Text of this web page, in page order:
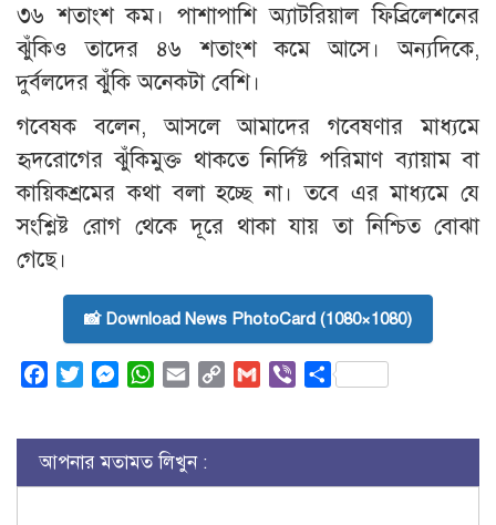
৩৬ শতাংশ কম। পাশাপাশি অ্যাটরিয়াল ফিব্রিলেশনের
ঝুঁকিও তাদের ৪৬ শতাংশ কমে আসে। অন্যদিকে,
দুর্বলদের ঝুঁকি অনেকটা বেশি।
গবেষক বলেন, আসলে আমাদের গবেষণার মাধ্যমে
হৃদরোগের ঝুঁকিমুক্ত থাকতে নির্দিষ্ট পরিমাণ ব্যায়াম বা
কায়িকশ্রমের কথা বলা হচ্ছে না। তবে এর মাধ্যমে যে
সংশ্লিষ্ট রোগ থেকে দূরে থাকা যায় তা নিশ্চিত বোঝা
গেছে।
📸 Download News PhotoCard (1080×1080)
FacebookTwitterMessenger
WhatsApp
Email
Copy
Gmail ViberShare
আপনার মতামত লিখুন :